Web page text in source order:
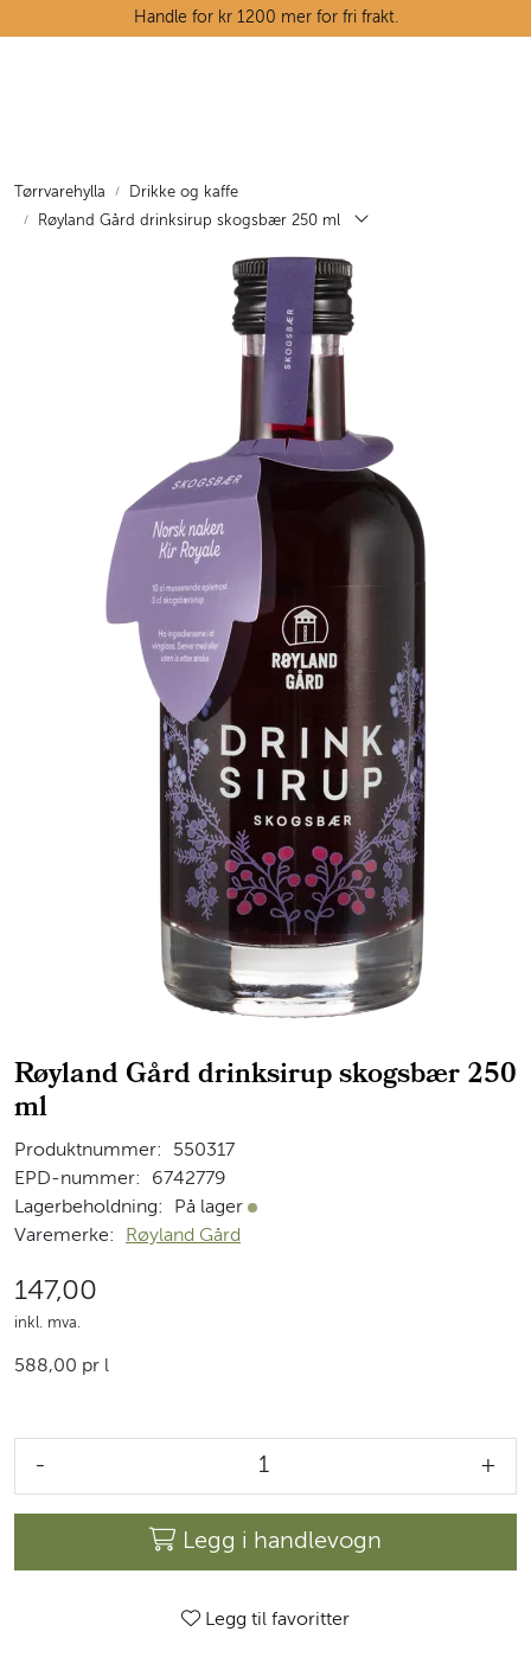
Skip to main contentHandle for kr 1200 mer for fri frakt.
Tørrvarehylla
Drikke og kaffe
Røyland Gård drinksirup skogsbær 250 ml
Røyland Gård drinksirup skogsbær 250
ml
Produktnummer:
550317
EPD-nummer:
6742779
Lagerbeholdning:
På lager På lager
Varemerke: Røyland Gård
147,00
inkl. mva.
588,00 pr l
- +
Legg i handlevogn
Legg til favoritter
Tørrvarehylla